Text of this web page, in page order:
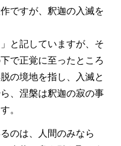
ですが、釈迦の入滅を
と記していますが、そ
で正覚に至ったところ
の境地を指し、入滅と
、涅槃は釈迦の寂の事
。
のは、人間のみなら